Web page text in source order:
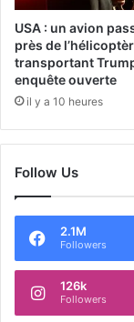
USA : un avion
près de
transportant
enquête ouverte
il y a 10 heures
Follow Us
2.1M
Followers
126k
Followers